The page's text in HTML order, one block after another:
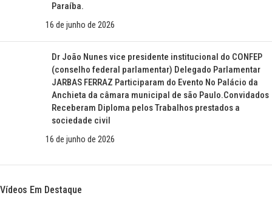
Paraíba.
16 de junho de 2026
Dr João Nunes vice presidente institucional do CONFEP
(conselho federal parlamentar) Delegado Parlamentar
JARBAS FERRAZ Participaram do Evento No Palácio da
Anchieta da câmara municipal de são Paulo.Convidados
Receberam Diploma pelos Trabalhos prestados a
sociedade civil
16 de junho de 2026
Vídeos Em Destaque